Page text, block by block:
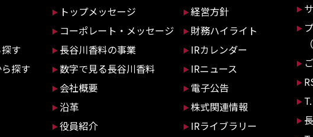
す
探す
トップメッセージ
コーポレート・メッセージ
長谷川香料の事業
数字で見る長谷川香料
会社概要
沿革
役員紹介
経営方針
財務ハイライト
IRカレンダー
IRニュース
電子公告
株式関連情報
IRライブラリー